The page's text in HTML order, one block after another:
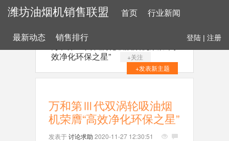
潍坊油烟机销售联盟 首页 行业新闻
最新动态 销售排行 登陆 | 注册
效净化环保之星”
+关注
+发表新主题
万和第Ⅲ代双涡轮吸油烟
机荣膺“高效净化环保之星”
发表于讨论求助 2020-11-27 12:30:51